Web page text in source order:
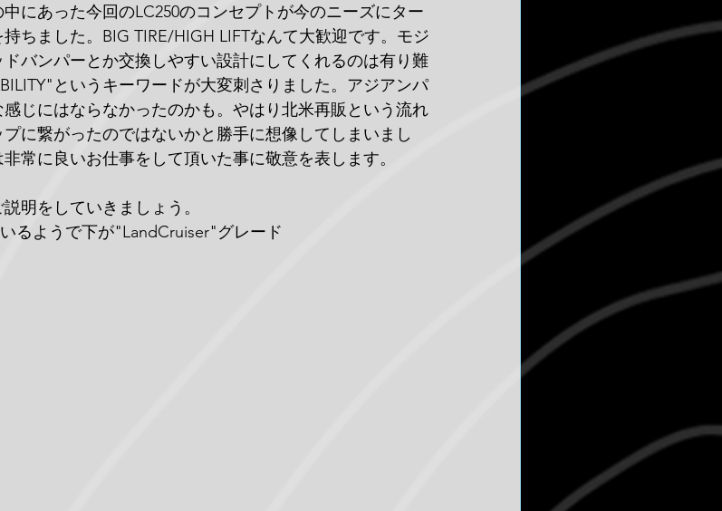
にあった今回のLC250のコンセプトが今のニーズにター
ちました。BIG TIRE/HIGH LIFTなんて大歓迎です。モジ
バンパーとか交換しやすい設計にしてくれるのは有り難
というキーワードが大変刺さりました。アジアンパ
じにはならなかったのかも。やはり北米再販という流れ
に繋がったのではないかと勝手に想像してしまいまし
常に良いお仕事をして頂いた事に敬意を表します。
明をしていきましょう。
るようで下が"LandCruiser"グレード